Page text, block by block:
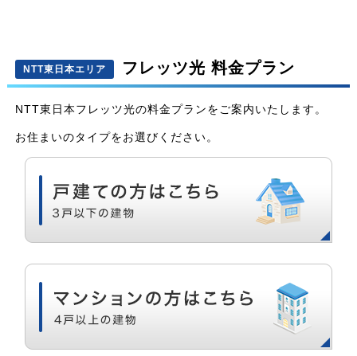
NTT東日本エリア フレッツ光 料金プラン
NTT東日本フレッツ光の料金プランをご案内いたします。
お住まいのタイプをお選びください。